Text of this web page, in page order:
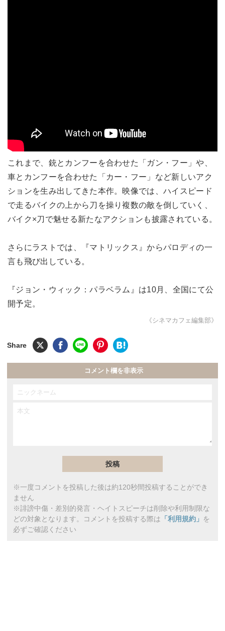
これまで、銃とカンフーを合わせた「ガン・フー」や、
車とカンフーを合わせた「カー・フー」など新しいアク
ションを生み出してきた本作。映像では、ハイスピード
で走るバイクの上から刀を操り複数の敵を倒していく、
バイク×刀で魅せる新たなアクションも披露されている。
さらにラストでは、『マトリックス』からパロディの一
言も飛び出している。
『ジョン・ウィック：パラベラム』は10月、全国にて公
開予定。
《シネマカフェ編集部》
コメント欄を非表示
※一度コメントを投稿した後は約120秒間投稿することができ
ません
※誹謗中傷・差別的発言・ヘイトスピーチは削除や利用制限な
どの対象となります。コメントを投稿する際は 「利用規約」 を
必ずご確認ください